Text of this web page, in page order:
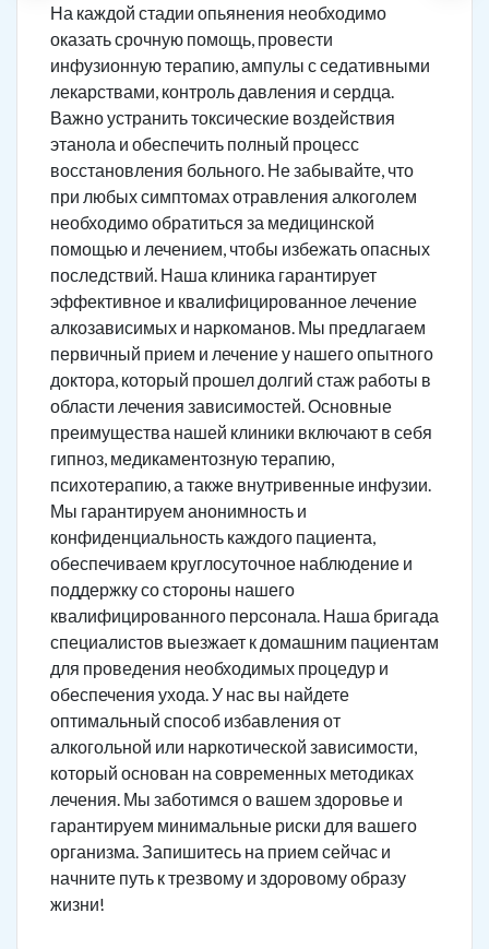
На каждой стадии опьянения необходимо
оказать срочную помощь, провести
инфузионную терапию, ампулы с седативными
лекарствами, контроль давления и сердца.
Важно устранить токсические воздействия
этанола и обеспечить полный процесс
восстановления больного. Не забывайте, что
при любых симптомах отравления алкоголем
необходимо обратиться за медицинской
помощью и лечением, чтобы избежать опасных
последствий. Наша клиника гарантирует
эффективное и квалифицированное лечение
алкозависимых и наркоманов. Мы предлагаем
первичный прием и лечение у нашего опытного
доктора, который прошел долгий стаж работы в
области лечения зависимостей. Основные
преимущества нашей клиники включают в себя
гипноз, медикаментозную терапию,
психотерапию, а также внутривенные инфузии.
Мы гарантируем анонимность и
конфиденциальность каждого пациента,
обеспечиваем круглосуточное наблюдение и
поддержку со стороны нашего
квалифицированного персонала. Наша бригада
специалистов выезжает к домашним пациентам
для проведения необходимых процедур и
обеспечения ухода. У нас вы найдете
оптимальный способ избавления от
алкогольной или наркотической зависимости,
который основан на современных методиках
лечения. Мы заботимся о вашем здоровье и
гарантируем минимальные риски для вашего
организма. Запишитесь на прием сейчас и
начните путь к трезвому и здоровому образу
жизни!